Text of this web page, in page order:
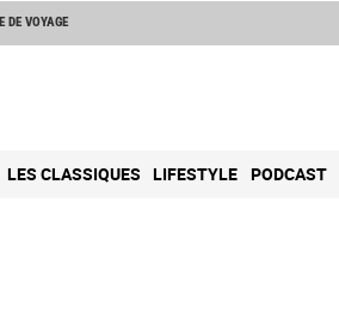
DE VOYAGE
LES CLASSIQUES LIFESTYLE PODCAST